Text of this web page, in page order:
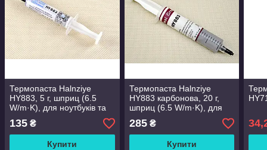
Термопаста Halnziye
HY883, 5 г, шприц (6.5
W/m·K), для ноутбуків та
ПК
135 ₴
Купити
Термопаста Halnziye
HY883 карбонова, 20 г,
шприц (6.5 W/m·K), для
ноутбуків та ПК
285₴
Купити